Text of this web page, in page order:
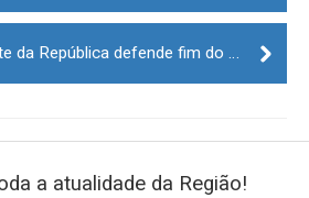
Covid-19: Presidente da República defende fim do uso da máscara em meados de setembro
a atualidade da Região!